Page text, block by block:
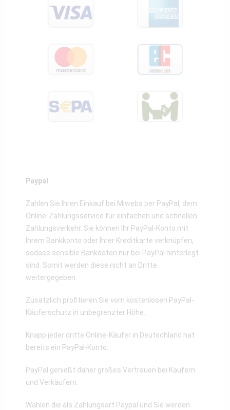
Paypal
Zahlen Sie Ihren Einkauf bei Miweba per PayPal, dem
Online-Zahlungsservice für einfachen und schnellen
Zahlungsverkehr. Sie können Ihr PayPal-Konto mit
Ihrem Bankkonto oder Ihrer Kreditkarte verknüpfen,
sodass sensible Bankdaten nur bei PayPal hinterlegt
sind. Somit werden diese nicht an Dritte
weitergegeben.
Zusätzlich profitieren Sie vom kostenlosen PayPal-
Käuferschutz in unbegrenzter Höhe.
Knapp jeder dritte Online-Käufer in Deutschland hat
bereits ein PayPal-Konto.
PayPal genießt daher großes Vertrauen bei Käufern
und Verkäufern.
Wählen die als Zahlungsart Paypal und Sie werden